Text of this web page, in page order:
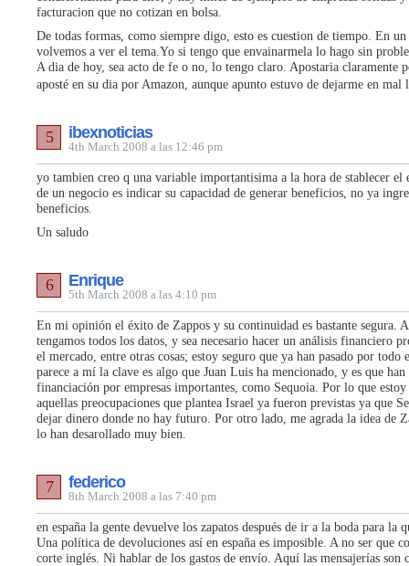
facturacion que no cotizan en bolsa.
De todas formas, como siempre digo, esto es cuestion de tiempo. En un
volvemos a ver el tema.Yo si tengo que envainarmela lo hago sin
A dia de hoy, sea acto de fe o no, lo tengo claro. Apostaria claramente
aposté en su dia por Amazon, aunque apunto estuvo de dejarme en
ibexnoticias
4th March 2008 a las 12:46 pm
5
yo tambien creo q una variable importantisima a la hora de stablecer el
de un negocio es indicar su capacidad de generar beneficios, no ya
beneficios.
Un saludo
Enrique
5th March 2008 a las 4:10 pm
6
En mi opinión el éxito de Zappos y su continuidad es bastante segura.
tengamos todos los datos, y sea necesario hacer un análisis financiero
el mercado, entre otras cosas; estoy seguro que ya han pasado por todo
parece a mí la clave es algo que Juan Luis ha mencionado, y es que
financiación por empresas importantes, como Sequoia. Por lo que estoy
aquellas preocupaciones que plantea Israel ya fueron previstas ya que
dejar dinero donde no hay futuro. Por otro lado, me agrada la idea de
lo han desarollado muy bien.
federico
8th March 2008 a las 7:40 pm
7
en españa la gente devuelve los zapatos después de ir a la boda para la
Una política de devoluciones así en españa es imposible. A no ser que
corte inglés. Ni hablar de los gastos de envío. Aquí las mensajerías son